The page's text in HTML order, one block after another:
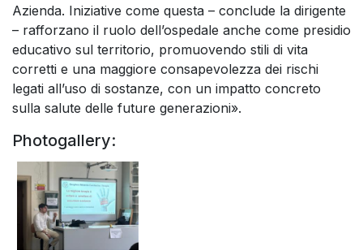
Azienda. Iniziative come questa – conclude la dirigente
– rafforzano il ruolo dell’ospedale anche come presidio
educativo sul territorio, promuovendo stili di vita
corretti e una maggiore consapevolezza dei rischi
legati all’uso di sostanze, con un impatto concreto
sulla salute delle future generazioni».
Photogallery: